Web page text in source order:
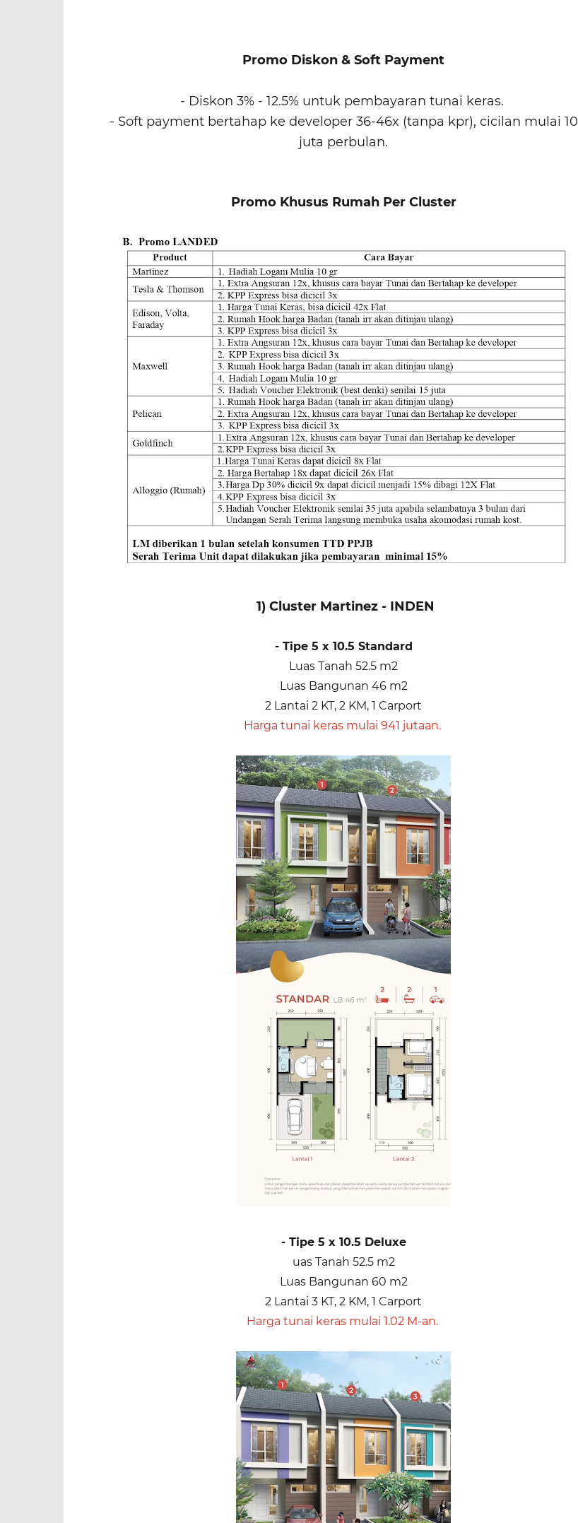
Promo Diskon & Soft Payment
- Diskon 3% - 12.5% untuk pembayaran tunai keras.
- Soft payment bertahap ke developer 36-46x (tanpa kpr), cicilan mulai 10
juta perbulan.
Promo Khusus Rumah Per Cluster
1) Cluster Martinez - INDEN
- Tipe 5 x 10.5 Standard
Luas Tanah 52.5 m2
Luas Bangunan 46 m2
2 Lantai 2 KT, 2 KM, 1 Carport
Harga tunai keras mulai 941 jutaan.
- Tipe 5 x 10.5 Deluxe
uas Tanah 52.5 m2
Luas Bangunan 60 m2
2 Lantai 3 KT, 2 KM, 1 Carport
Harga tunai keras mulai 1.02 M-an.